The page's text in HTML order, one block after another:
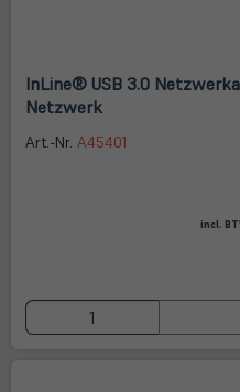
InLine® USB 3.0
Netzwerk
Art.-Nr. A45401
incl.